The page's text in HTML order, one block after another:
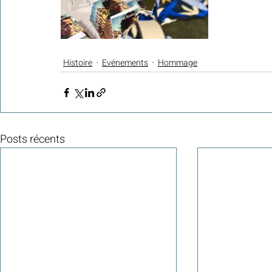
Histoire Evénements Hommage
Posts récents